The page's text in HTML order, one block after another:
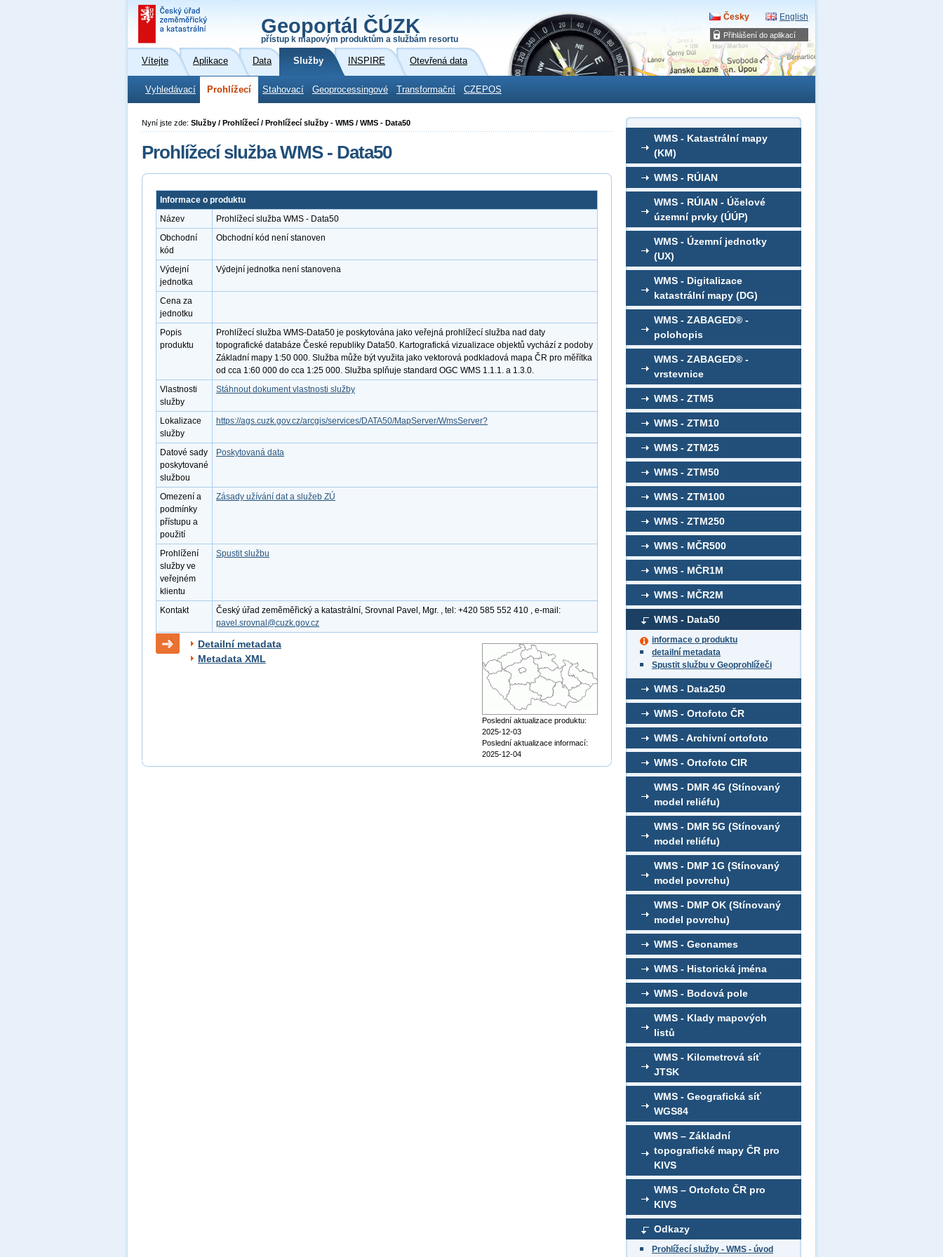
Přihlášení do aplikací
Geoportál ČÚZK
přístup k mapovým produktům a službám resortu
Česky English
Vítejte Aplikace Data Služby INSPIRE Otevřená data
Vyhledávací Prohlížecí Stahovací Geoprocessingové Transformační CZEPOS
WMS - Katastrální mapy
(KM)
WMS - RÚIAN
WMS - RÚIAN - Účelové
územní prvky (ÚÚP)
WMS - Územní jednotky
(UX)
WMS - Digitalizace
katastrální mapy (DG)
WMS - ZABAGED® -
polohopis
WMS - ZABAGED® -
vrstevnice
WMS - ZTM5
WMS - ZTM10
WMS - ZTM25
WMS - ZTM50
WMS - ZTM100
WMS - ZTM250
WMS - MČR500
WMS - MČR1M
WMS - MČR2M
WMS - Data50
informace o produktu
detailní metadata
Spustit službu v Geoprohlížeči
WMS - Data250
WMS - Ortofoto ČR
WMS - Archivní ortofoto
WMS - Ortofoto CIR
WMS - DMR 4G (Stínovaný
model reliéfu)
WMS - DMR 5G (Stínovaný
model reliéfu)
WMS - DMP 1G (Stínovaný
model povrchu)
WMS - DMP OK (Stínovaný
model povrchu)
WMS - Geonames
WMS - Historická jména
WMS - Bodová pole
WMS - Klady mapových
listů
WMS - Kilometrová síť
JTSK
WMS - Geografická síť
WGS84
WMS – Základní
topografické mapy ČR pro
KIVS
WMS – Ortofoto ČR pro
KIVS
Odkazy
Prohlížecí služby - WMS - úvod
Nyní jste zde: Služby / Prohlížecí / Prohlížecí služby - WMS / WMS - Data50
Prohlížecí služba WMS - Data50
Informace o produktu
Název
Prohlížecí služba WMS - Data50
Obchodní
kód
Obchodní kód není stanoven
Výdejní
jednotka
Výdejní jednotka není stanovena
Cena za
jednotku
Popis
produktu
Prohlížecí služba WMS-Data50 je poskytována jako veřejná prohlížecí služba nad daty
topografické databáze České republiky Data50. Kartografická vizualizace objektů vychází z podoby
Základní mapy 1:50 000. Služba může být využita jako vektorová podkladová mapa ČR pro měřítka
od cca 1:60 000 do cca 1:25 000. Služba splňuje standard OGC WMS 1.1.1. a 1.3.0.
Vlastnosti
služby
Stáhnout dokument vlastnosti služby
Lokalizace
služby
https://ags.cuzk.gov.cz/arcgis/services/DATA50/MapServer/WmsServer?
Datové sady
poskytované
službou
Poskytovaná data
Omezení a
podmínky
přístupu a
použití
Zásady užívání dat a služeb ZÚ
Prohlížení
služby ve
veřejném
klientu
Spustit službu
Kontakt
Český úřad zeměměřický a katastrální, Srovnal Pavel, Mgr. , tel: +420 585 552 410 , e-mail:
pavel.srovnal@cuzk.gov.cz
Detailní metadata
Metadata XML
Poslední aktualizace produktu:
2025-12-03
Poslední aktualizace informací:
2025-12-04